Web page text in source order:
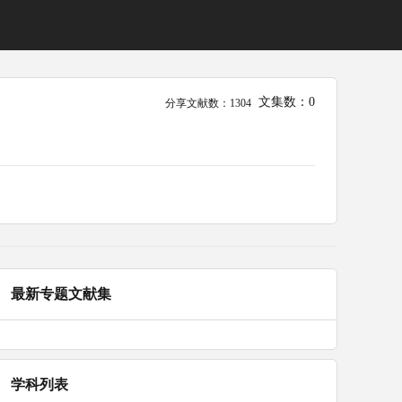
分享文献数：1304 文集数：0
最新专题文献集
学科列表